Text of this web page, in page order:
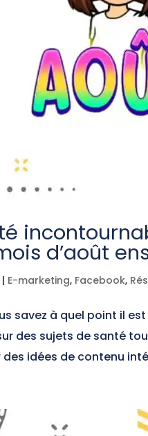
d’août
| E-marketing, Facebook,
savez à quel point il
des sujets de santé
idées de contenu